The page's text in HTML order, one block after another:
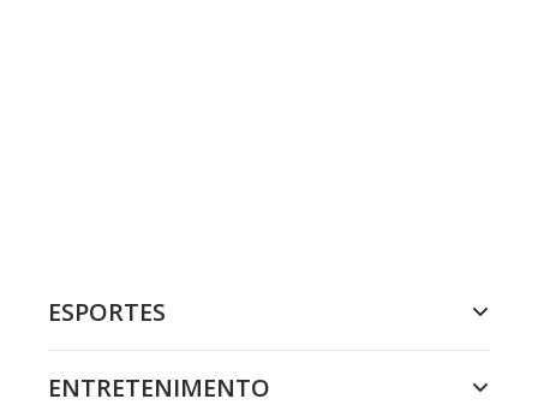
ESPORTES
ENTRETENIMENTO